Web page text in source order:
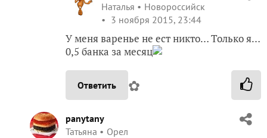
Наталья
Новороссийск
3 ноября 2015, 23:44
У меня варенье не ест никто… Только я…
0,5 банка за месяц
Ответить ✿
panytany
Татьяна
Орел